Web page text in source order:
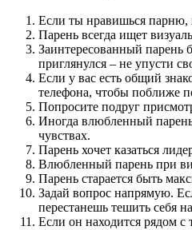
Если ты нравишься парню,
Парень всегда ищет
Заинтересованный парень
приглянулся – не упусти
Если у вас есть общий
телефона, чтобы поближе
Попросите подруг
Иногда влюбленный парень
чувствах.
Парень хочет казаться
Влюбленный парень при
Парень старается быть
Задай вопрос напрямую.
перестанешь тешить себя
Если он находится рядом